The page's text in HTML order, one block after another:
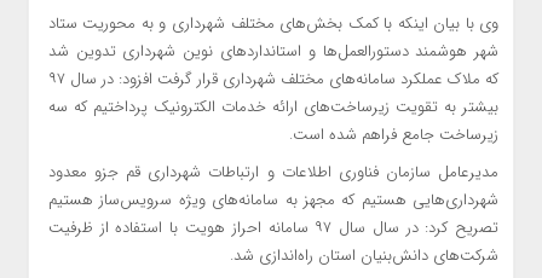
وی با بیان اینکه با کمک بخش‌های مختلف شهرداری و به محوریت ستاد
شهر هوشمند دستورالعمل‌ها و استانداردهای نوین شهرداری تدوین شد
که ملاک عملکرد سامانه‌های مختلف شهرداری قرار گرفت افزود: در سال ۹۷
بیشتر به تقویت زیرساخت‌های ارائه خدمات الکترونیک پرداختیم که سه
زیرساخت‌ جامع فراهم شده است.
مدیرعامل‌ سازمان فناوری اطلاعات و ارتباطات شهرداری قم جزو معدود
شهرداری‌هایی هستیم که مجهز به سامانه‌های ویژه سرویس‌ساز هستیم
تصریح کرد: در سال سال ۹۷ سامانه احراز هویت با استفاده از ظرفیت
شرکت‌های دانش‌بنیان استان راه‌اندازی شد.